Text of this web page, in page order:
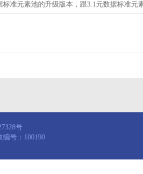
标准元素池的升级版本，跟3.1元数据标准元
号
号：100190